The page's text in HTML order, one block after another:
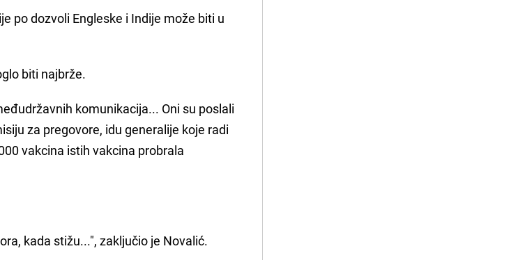
po dozvoli Engleske i Indije može biti u
biti najbrže.
komunikacija... Oni su poslali
za pregovore, idu generalije koje radi
vakcina istih vakcina probrala
kada stižu...", zaključio je Novalić.